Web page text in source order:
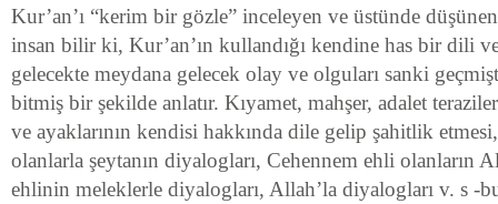
Kur’an’ı “kerim bir gözle” inceleyen ve üstünde
insan bilir ki, Kur’an’ın kullandığı kendine has bir dili
gelecekte meydana gelecek olay ve olguları sanki
bitmiş bir şekilde anlatır. Kıyamet, mahşer, adalet
ve ayaklarının kendisi hakkında dile gelip şahitlik
olanlarla şeytanın diyalogları, Cehennem ehli olanların
ehlinin meleklerle diyalogları, Allah’la diyalogları v. s -